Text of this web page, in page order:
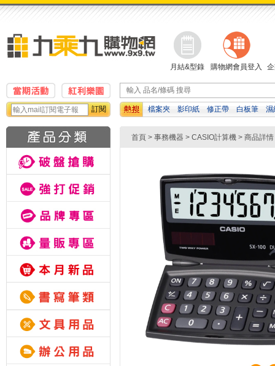
月結&型錄 購物網會員登入
訂閱 檔案夾 影印紙 修正帶 白板筆
濕
首頁 > 事務機器 > CASIO計算機 > 商品詳情